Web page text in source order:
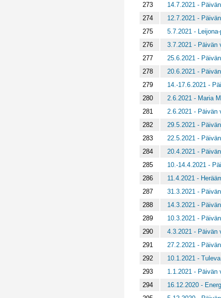
273
14.7.2021 -
274
12.7.2021 -
275
5.7.2021 -
276
3.7.2021 - Päivän
277
25.6.2021 -
278
20.6.2021 -
279
14.-17.6.2021 -
280
2.6.2021 - Maria
281
2.6.2021 - Päivän
282
29.5.2021 -
283
22.5.2021 -
284
20.4.2021 -
285
10.-14.4.2021 -
286
11.4.2021 -
287
31.3.2021 -
288
14.3.2021 -
289
10.3.2021 -
290
4.3.2021 - Päivän
291
27.2.2021 -
292
10.1.2021 -
293
1.1.2021 - Päivän
294
16.12.2020 -